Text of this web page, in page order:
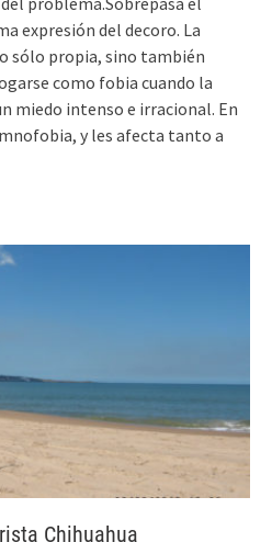
expresión del decoro. La
sólo propia, sino también
como fobia cuando la
miedo intenso e irracional. En
y les afecta tanto a
Chihuahua